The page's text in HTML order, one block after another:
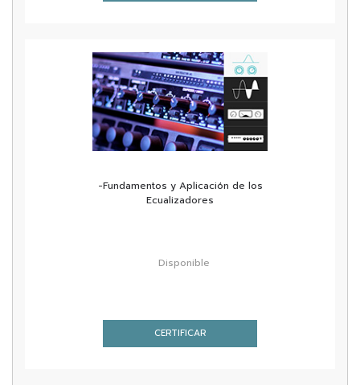
-Fundamentos y Aplicación de los
Ecualizadores
Disponible
CERTIFICAR